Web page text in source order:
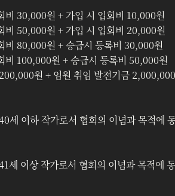
비 30,000원 + 가입 시 입회비 10,000원
비 50,000원 + 가입 시 입회비 20,000원
비 80,000원 + 승급시 등록비 30,000원
비 100,000원 + 승급시 등록비 50,000원
원 + 임원 취임 발전기금 2,000,000
세 이하 작가로서 협회의 이념과 목적에
세 이상 작가로서 협회의 이념과 목적에 동